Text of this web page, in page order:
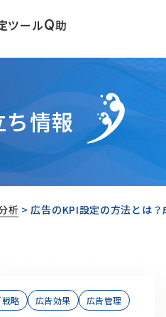
ツールQ助
情報
析 > 広告のKPI設定の方法とは
略 広告効果
広告管理